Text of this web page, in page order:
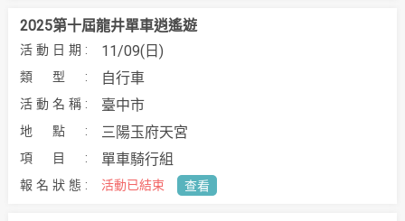
11/09(日)
自行車
臺中市
2025第十屆龍井單車逍遙遊
三陽玉府天宮
單車騎行組
活動已結束 查看